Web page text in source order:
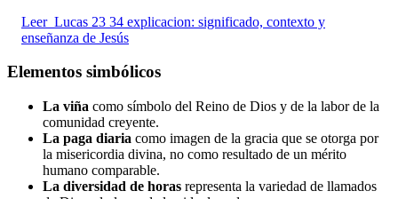
Leer Lucas 23 34 explicacion: significado, contexto y
enseñanza de Jesús
Elementos simbólicos
La viña como símbolo del Reino de Dios y de la labor de la
comunidad creyente.
La paga diaria como imagen de la gracia que se otorga por
la misericordia divina, no como resultado de un mérito
humano comparable.
La diversidad de horas representa la variedad de llamados